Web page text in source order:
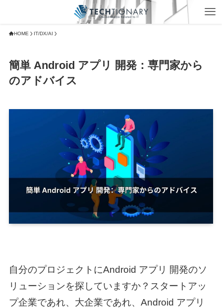
HOME IT/DX/AI
簡単 Android アプリ 開発：専門家から
のアドバイス
自分のプロジェクトにAndroid アプリ 開発のソ
リューションを探していますか？スタートアッ
プ企業であれ、大企業であれ、 Android アプリ